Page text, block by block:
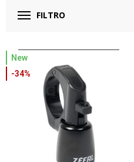
FILTRO
New
-34%